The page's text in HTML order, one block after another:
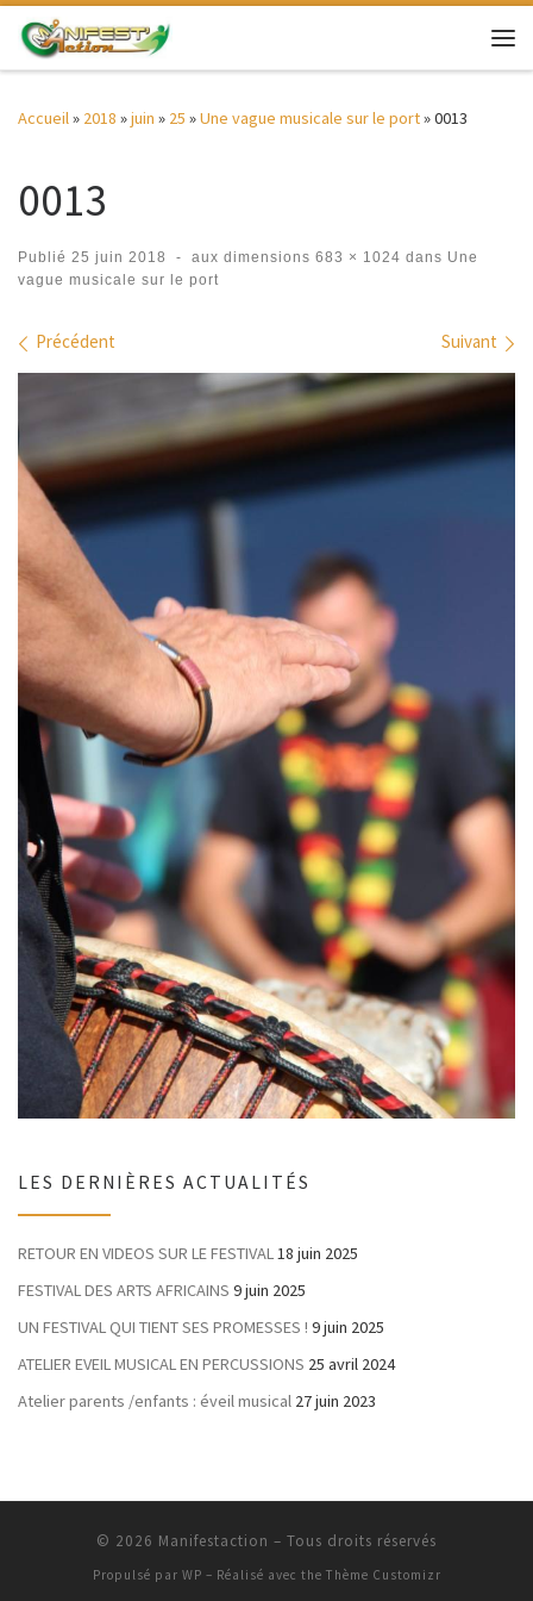
Passer au contenu
Accueil» 2018 »juin » 25 »Une vague musicale sur le port»0013
0013
Publié 25 juin 2018 - aux dimensions 683 × 1024 dans Une
vague musicale sur le port
Navigation des images
Précédent Suivant
LES DERNIÈRES ACTUALITÉS
RETOUR EN VIDEOS SUR LE FESTIVAL18 juin 2025
FESTIVAL DES ARTS AFRICAINS 9 juin 2025
UN FESTIVAL QUI TIENT SES PROMESSES ! 9 juin 2025
ATELIER EVEIL MUSICAL EN PERCUSSIONS 25 avril 2024
Atelier parents /enfants : éveil musical 27 juin 2023
© 2026 Manifestaction – Tous droits réservés
Propulsé par WP – Réalisé avec the Thème Customizr